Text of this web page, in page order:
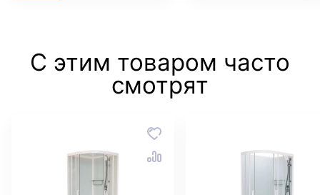
С этим товаром часто
смотрят